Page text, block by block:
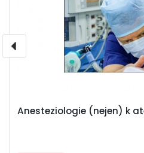
Anesteziologie (nejen) k